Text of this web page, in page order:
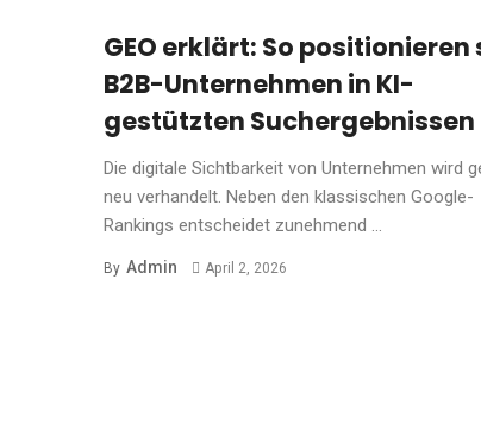
GEO erklärt: So positionieren
B2B-Unternehmen in KI-
gestützten Suchergebnissen
Die digitale Sichtbarkeit von Unternehmen wird
neu verhandelt. Neben den klassischen Google-
Rankings entscheidet zunehmend ...
By Admin April 2, 2026